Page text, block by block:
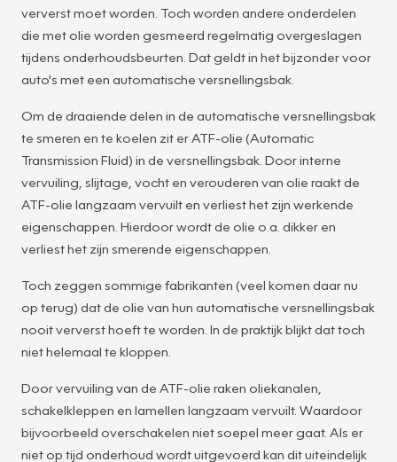
ververst moet worden. Toch worden andere onderdelen
die met olie worden gesmeerd regelmatig overgeslagen
tijdens onderhoudsbeurten. Dat geldt in het bijzonder voor
auto's met een automatische versnellingsbak.
Om de draaiende delen in de automatische versnellingsbak
te smeren en te koelen zit er ATF-olie (Automatic
Transmission Fluid) in de versnellingsbak. Door interne
vervuiling, slijtage, vocht en verouderen van olie raakt de
ATF-olie langzaam vervuilt en verliest het zijn werkende
eigenschappen. Hierdoor wordt de olie o.a. dikker en
verliest het zijn smerende eigenschappen.
Toch zeggen sommige fabrikanten (veel komen daar nu
op terug) dat de olie van hun automatische versnellingsbak
nooit ververst hoeft te worden. In de praktijk blijkt dat toch
niet helemaal te kloppen.
Door vervuiling van de ATF-olie raken oliekanalen,
schakelkleppen en lamellen langzaam vervuilt. Waardoor
bijvoorbeeld overschakelen niet soepel meer gaat. Als er
niet op tijd onderhoud wordt uitgevoerd kan dit uiteindelijk